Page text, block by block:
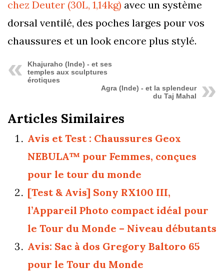
chez Deuter (30L, 1,14kg) avec un système
dorsal ventilé, des poches larges pour vos
chaussures et un look encore plus stylé.
Khajuraho (Inde) - et ses
temples aux sculptures
érotiques
Agra (Inde) - et la splendeur
du Taj Mahal
Articles Similaires
Avis et Test : Chaussures Geox
NEBULA™ pour Femmes, conçues
pour le tour du monde
[Test & Avis] Sony RX100 III,
l’Appareil Photo compact idéal pour
le Tour du Monde – Niveau débutants
Avis: Sac à dos Gregory Baltoro 65
pour le Tour du Monde